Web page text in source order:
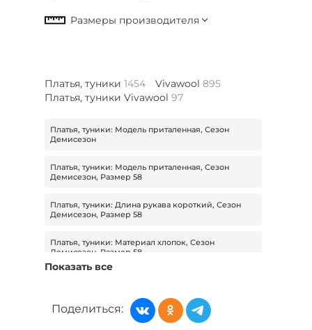
Платья, туники 1454 Vivawool 895
Платья, туники Vivawool 97
Платья, туники: Модель приталенная, Сезон
Демисезон
Платья, туники: Модель приталенная, Сезон
Демисезон, Размер 58
Платья, туники: Длина рукава короткий, Сезон
Демисезон, Размер 58
Платья, туники: Материал хлопок, Сезон
Демисезон, Размер 58
Платья, туники: Вид застежки без застежки,
Показать все
Поделиться: